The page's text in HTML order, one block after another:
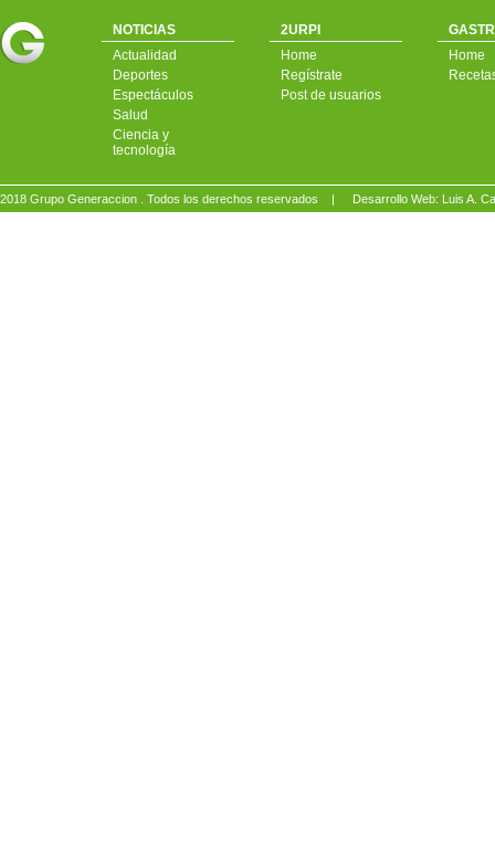
NOTICIAS
Actualidad
Deportes
Espectáculos
Salud
Ciencia y
tecnología
2URPI
Home
Regístrate
Post de usuarios
Home
2018 Grupo Generaccion . Todos los derechos reservados | Desarrollo Web: Luis